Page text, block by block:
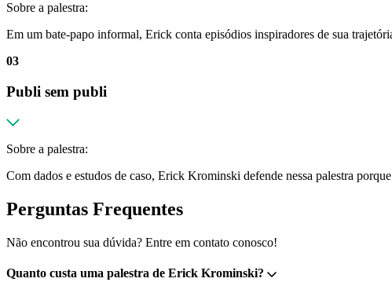
Sobre a palestra:
Em um bate-papo informal, Erick conta episódios inspiradores de sua
03
Publi sem publi
Sobre a palestra:
Com dados e estudos de caso, Erick Krominski defende nessa palestra
Perguntas Frequentes
Não encontrou sua dúvida? Entre em contato conosco!
Quanto custa uma palestra de Erick Krominski?